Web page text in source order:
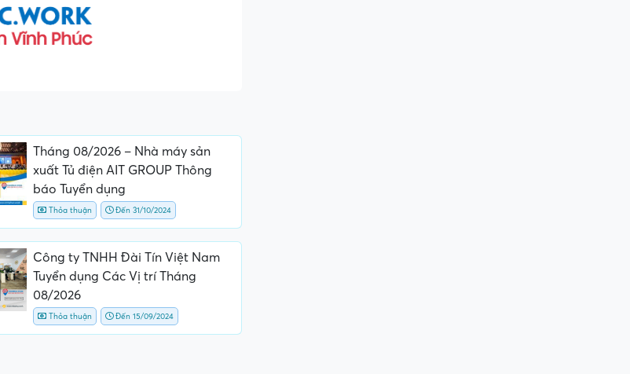
Tháng 08/2026 – Nhà máy sản
xuất Tủ điện AIT GROUP Thông
báo Tuyển dụng
Thỏa thuận Đến 31/10/2024
Công ty TNHH Đài Tín Việt Nam
Tuyển dụng Các Vị trí Tháng
08/2026
Thỏa thuận Đến 15/09/2024